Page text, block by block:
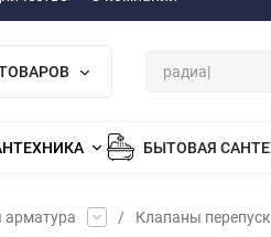
БЫТОВАЯ
арматура / Клапаны